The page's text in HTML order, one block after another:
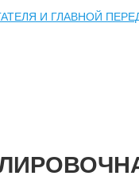
И ГЛАВНОЙ